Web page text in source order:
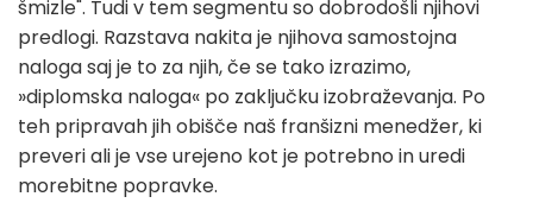
šmizle". Tudi v tem segmentu so dobrodošli njihovi
predlogi. Razstava nakita je njihova samostojna
naloga saj je to za njih, če se tako izrazimo,
»diplomska naloga« po zaključku izobraževanja. Po
teh pripravah jih obišče naš franšizni menedžer, ki
preveri ali je vse urejeno kot je potrebno in uredi
morebitne popravke.